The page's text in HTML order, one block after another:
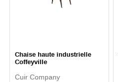
Chaise haute industrielle
Coffeyville
Cuir Company